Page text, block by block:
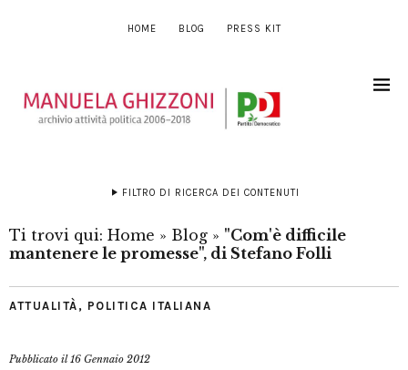
HOME BLOG PRESS KIT
FILTRO DI RICERCA DEI CONTENUTI
Ti trovi qui: Home » Blog » "Com'è difficile
mantenere le promesse", di Stefano Folli
ATTUALITÀ , POLITICA ITALIANA
Pubblicato il16 Gennaio 2012